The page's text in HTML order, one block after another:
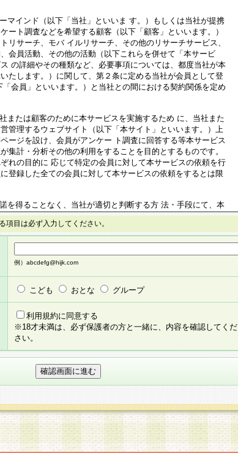
マインド（以下「当社」といいま す。）もしくは当社が提携
ート調査などを希望する顧客（以下「顧客」といいます。）
リサーチ、モバ イルリサーチ、その他のリサーチサービス、
会員活動、その他の活動（以下これらを併せて「本サービ
の詳細やその種類など、必要事項については、都度当社が本
たします。）に関して、第２条に定める当社が会員として登
会員」といいます。）と当社との間における契約関係を定め
または顧客のために本サービスを実施するため に、当社また
管理するウェブサイト（以下「本サイト」といいます。）上
ージを設け、会員がアンケー ト調査に回答する等本サービス
集計・分析その他の利用をすることを目的とするものです。
れの目的に 応じて特定の会員に対して本サービスの依頼を行
登録した全ての会員に対して本サービスの依頼をするとは限
を得ることなく、当社が適切と判断する方 法・手段にて、本
は修正することができるものとします。改定後の本規約等
トに掲示したときに、その 他の諸規定については、会員に対
本サイトに掲示したときのいずれか早い時期をもってその効
は、すべて会員登録希望者の自由な意思で提 供いただいたも
、会員登録希望者が自らの個人情報の提供を希望されない場
をお預かりいたしません が、提供されないことによって、当
ご利用いただけない場合がありますことを予めご了承くださ
保有している個人情報の開示・訂正・追加・ 利用停止等を求
であることが当社にて確認できた場合に限り、法令に準拠し
のうえ、当社所定の登録手続きを全て完了し、当社が承認した
項目は必ず入力してください。
例）abcdefg@hijk.com
こども おとな グループ
利用規約に同意する
※18才未満は、必ず保護者の方と一緒に、内容を確認してくだ
さい。